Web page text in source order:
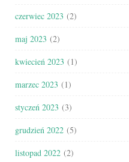
czerwiec 2023 (2)
maj 2023 (2)
kwiecień 2023 (1)
marzec 2023 (1)
styczeń 2023 (3)
grudzień 2022 (5)
listopad 2022 (2)